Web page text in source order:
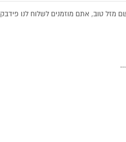
טוב, אתם מוזמנים לשלוח לנו פידבק